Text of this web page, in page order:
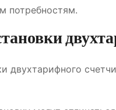
потребностям.
двухтарифного